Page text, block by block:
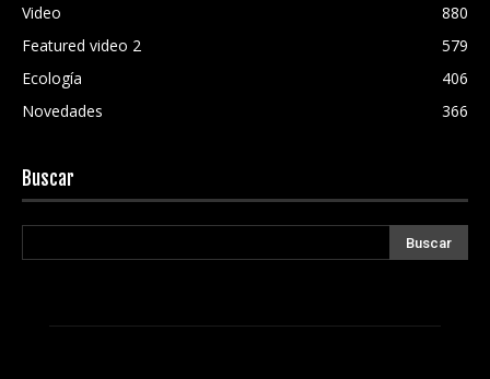
Video
880
Featured video 2
579
Ecología
406
Novedades
366
Buscar